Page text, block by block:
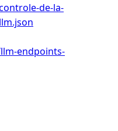
de-la-
endpoints-